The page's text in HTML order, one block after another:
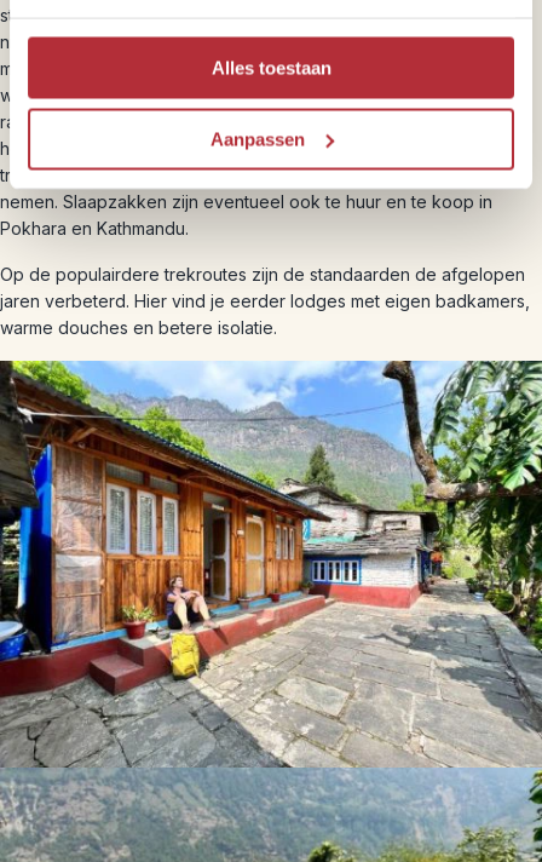
Alles toestaan
Aanpassen
stroom is. Realiseer je dat de voorzieningen hier beperkt zijn en
niet altijd de kwaliteit is die je gewend bent (eten, drinken,
meubilair moet ook via de trekkingroutes naar boven vervoerd
worden). Dekens zijn in de lodges aanwezig, maar het is aan te
raden om zelf een lakenzak en handdoek mee te nemen. Heb je
het snel koud, neem dan zelf een slaapzak mee. Voor de langere
trekkingen raden we aan zelf een goede, warme slaapzak mee te
nemen. Slaapzakken zijn eventueel ook te huur en te koop in
Pokhara en Kathmandu.
Op de populairdere trekroutes zijn de standaarden de afgelopen
jaren verbeterd. Hier vind je eerder lodges met eigen badkamers,
warme douches en betere isolatie.